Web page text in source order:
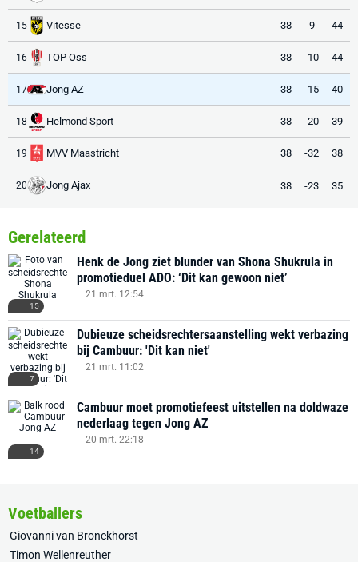
15 Vitesse 38 9 44
16 TOP Oss 38 -10 44
17 Jong AZ 38 -15 40
18 Helmond Sport 38 -20 39
19 MVV Maastricht 38 -32 38
20 Jong Ajax 38 -23 35
Gerelateerd
15
Henk de Jong ziet blunder van Shona Shukrula in
promotieduel ADO: ‘Dit kan gewoon niet’
21 mrt. 12:54
7
Dubieuze scheidsrechtersaanstelling wekt verbazing
bij Cambuur: 'Dit kan niet'
21 mrt. 11:02
14
Cambuur moet promotiefeest uitstellen na doldwaze
nederlaag tegen Jong AZ
20 mrt. 22:18
Voetballers
Giovanni van Bronckhorst
Timon Wellenreuther